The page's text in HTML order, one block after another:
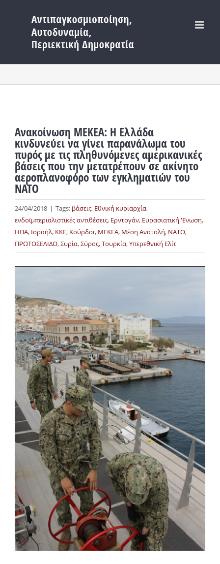
περιεχόμενο
Ανακοίνωση ΜΕΚΕΑ: Η Ελλάδα
κινδυνεύει να γίνει παρανάλωμα του
πυρός με τις πληθυνόμενες αμερικανικές
βάσεις που την μετατρέπουν σε ακίνητο
αεροπλανοφόρο των εγκληματιών του
ΝΑΤΟ
24/04/2018 | Tags: βάσεις, Εθνική κυριαρχία,
ενδοϊμπεριαλιστικές αντιθέσεις, Ερντογάν, Ευρασιατική 'Ενωση,
ΗΠΑ, Ισραήλ, ΚΚΕ, Κούρδοι, ΜΕΚΕΑ, Μέση Ανατολή, ΝΑΤΟ,
ΠΡΩΤΟΣΕΛΙΔΟ,Συρία,Σύρος,Τουρκία,Υπερεθνική Ελίτ
εικόνας